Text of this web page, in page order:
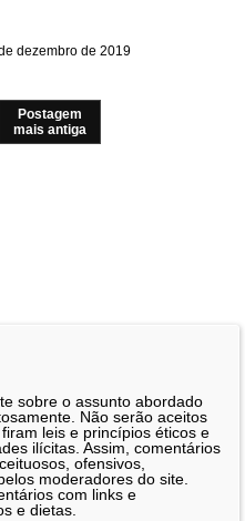
dezembro de 2019
Postagem
mais antiga
sobre o assunto abordado
Não serão aceitos
leis e princípios éticos e
ilícitas. Assim, comentários
ofensivos,
moderadores do site.
com links e
e dietas.